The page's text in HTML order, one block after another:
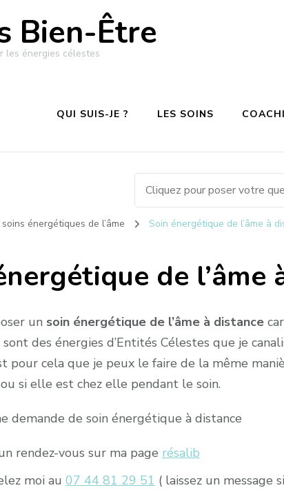
Bien-Être
les énergies célestes
QUI SUIS-JE ? LES SOINS
énergétiques de l’âme Soin énergétique de l’âme à
de l’âme
un soin énergétique de l’âme à distance
sont des énergies d’Entités Célestes que je
pour cela que je peux le faire de la même
si elle est chez elle pendant le soin.
demande de soin énergétique à distance
rendez-vous sur ma page résalib
moi au 07 44 81 29 51 ( laissez un message